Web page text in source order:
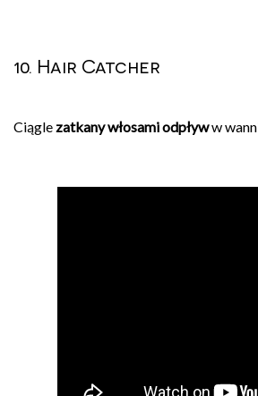
10. Hair Catcher
Ciągle zatkany włosami odpływw